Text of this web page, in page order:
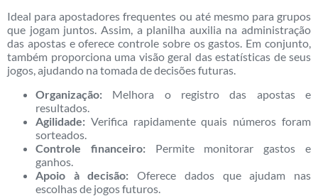
Ideal para apostadores frequentes ou até mesmo para grupos
que jogam juntos. Assim, a planilha auxilia na administração
das apostas e oferece controle sobre os gastos. Em conjunto,
também proporciona uma visão geral das estatísticas de seus
jogos, ajudando na tomada de decisões futuras.
Organização: Melhora o registro das apostas e
resultados.
Agilidade: Verifica rapidamente quais números foram
sorteados.
Controle financeiro:Permite monitorar gastos e
ganhos.
Apoio à decisão: Oferece dados que ajudam nas
escolhas de jogos futuros.